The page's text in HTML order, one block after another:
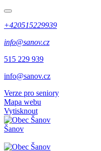
+420515229939
info@sanov.cz
515 229 939
info@sanov.cz
Verze pro seniory
Mapa webu
Vytisknout
Šanov